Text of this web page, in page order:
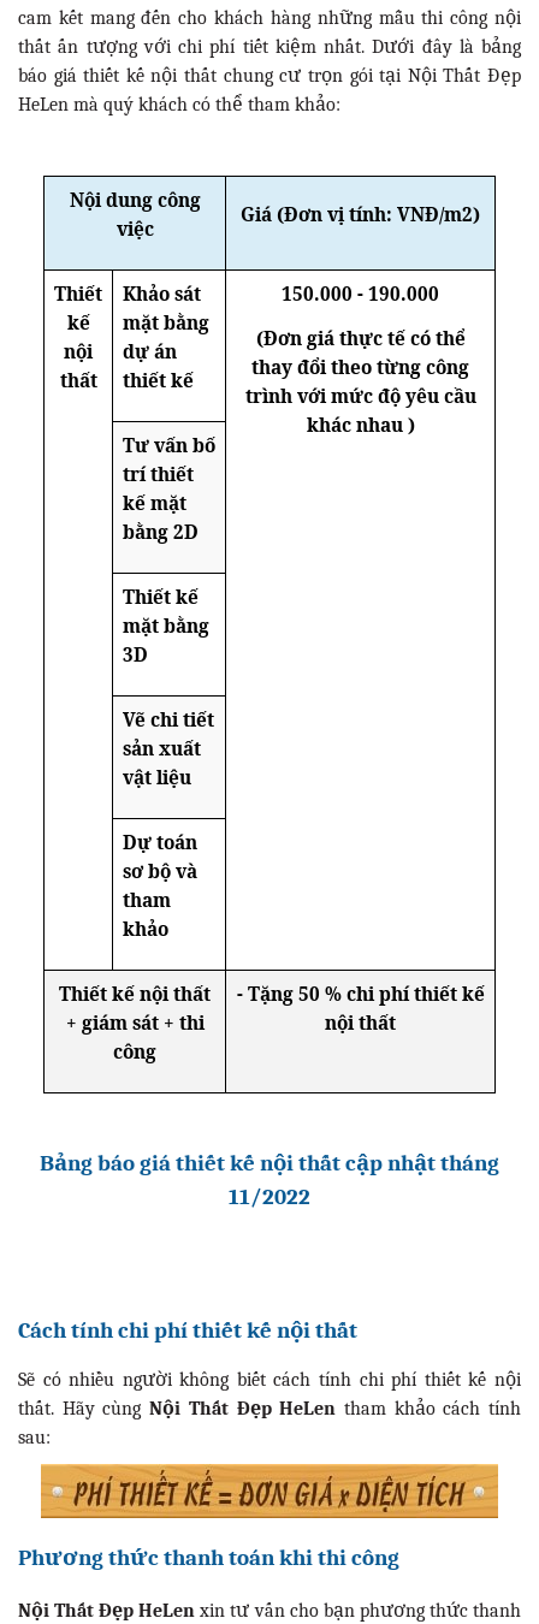
cam kết mang đến cho khách hàng những mẫu thi công nội
thất ấn tượng với chi phí tiết kiệm nhất. Dưới đây là bảng
báo giá thiết kế nội thất chung cư trọn gói tại Nội Thất Đẹp
HeLen mà quý khách có thể tham khảo:
Nội dung công
việc
Giá (Đơn vị tính: VNĐ/m2)
Thiết
kế
nội
thất
Khảo sát
mặt bằng
dự án
thiết kế
150.000 - 190.000
(Đơn giá thực tế có thể
thay đổi theo từng công
trình với mức độ yêu cầu
khác nhau )
Tư vấn bố
trí thiết
kế mặt
bằng 2D
Thiết kế
mặt bằng
3D
Vẽ chi tiết
sản xuất
vật liệu
Dự toán
sơ bộ và
tham
khảo
Thiết kế nội thất
+ giám sát + thi
công
- Tặng 50 % chi phí thiết kế
nội thất
Bảng báo giá thiết kế nội thất cập nhật tháng
11/2022
Cách tính chi phí thiết kế nội thất
Sẽ có nhiều người không biết cách tính chi phí thiết kế nội
thất. Hãy cùngNội Thất Đẹp HeLen tham khảo cách tính
sau:
Phương thức thanh toán khi thi công
Nội Thất Đẹp HeLen xin tư vấn cho bạn phương thức thanh